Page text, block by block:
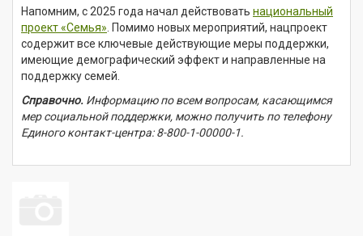
Напомним, с 2025 года начал действовать национальный
проект «Семья» . Помимо новых мероприятий, нацпроект
содержит все ключевые действующие меры поддержки,
имеющие демографический эффект и направленные на
поддержку семей.
Справочно. Информацию по всем вопросам, касающимся
мер социальной поддержки, можно получить по телефону
Единого контакт-центра:8-800-1-00000-1.